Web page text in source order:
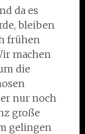
da es
bleiben
frühen
machen
die
nur noch
große
gelingen